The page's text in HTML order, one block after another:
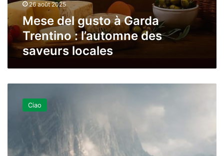
26 août 2025
Mese del gusto à Garda
Trentino : l’automne des
saveurs locales
dans
Ciao